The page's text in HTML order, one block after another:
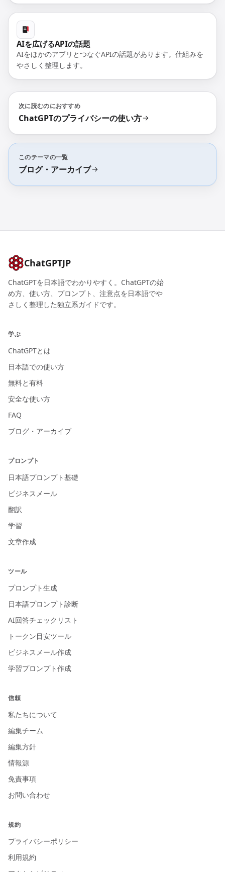
AIを広げるAPIの話題
AIをほかのアプリとつなぐAPIの話題があります。仕組みを
やさしく整理します。
次に読むのにおすすめ
ChatGPTのプライバシーの使い方
このテーマの一覧
ブログ・アーカイブ
ChatGPTJP
ChatGPTを日本語でわかりやすく。ChatGPTの始
め方、使い方、プロンプト、注意点を日本語でや
さしく整理した独立系ガイドです。
学ぶ
ChatGPTとは
日本語での使い方
無料と有料
安全な使い方
FAQ
ブログ・アーカイブ
プロンプト
日本語プロンプト基礎
ビジネスメール
翻訳
学習
文章作成
ツール
プロンプト生成
日本語プロンプト診断
AI回答チェックリスト
トークン目安ツール
ビジネスメール作成
学習プロンプト作成
信頼
私たちについて
編集チーム
編集方針
情報源
免責事項
お問い合わせ
規約
プライバシーポリシー
利用規約